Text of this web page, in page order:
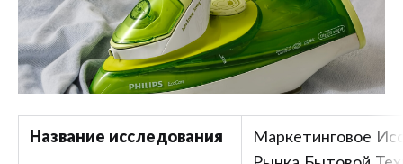
Название исследования
Маркетинговое